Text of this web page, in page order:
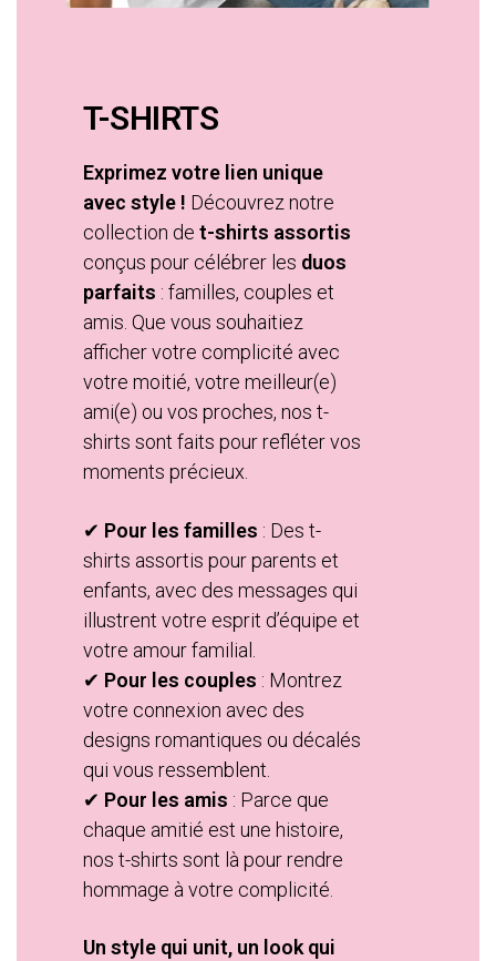
T-SHIRTS
Exprimez votre lien unique
avec style ! Découvrez notre
collection de t-shirts assortis
conçus pour célébrer les duos
parfaits : familles, couples et
amis. Que vous souhaitiez
afficher votre complicité avec
votre moitié, votre meilleur(e)
ami(e) ou vos proches, nos t-
shirts sont faits pour refléter vos
moments précieux.
✔ Pour les familles : Des t-
shirts assortis pour parents et
enfants, avec des messages qui
illustrent votre esprit d’équipe et
votre amour familial.
✔ Pour les couples : Montrez
votre connexion avec des
designs romantiques ou décalés
qui vous ressemblent.
✔ Pour les amis : Parce que
chaque amitié est une histoire,
nos t-shirts sont là pour rendre
hommage à votre complicité.
Un style qui unit, un look qui